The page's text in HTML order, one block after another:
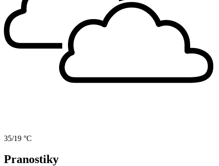
35/19 °C
Pranostiky